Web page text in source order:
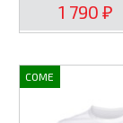
1 790₽
COME